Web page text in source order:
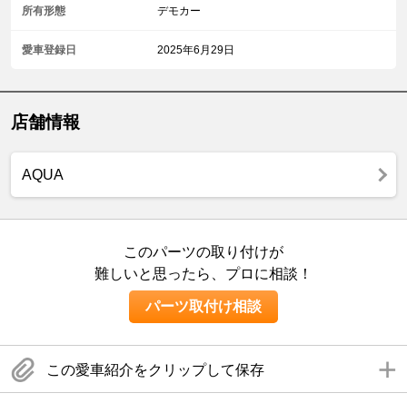
所有形態 デモカー
愛車登録日 2025年6月29日
店舗情報
AQUA
このパーツの取り付けが
難しいと思ったら、プロに相談！
パーツ取付け相談
この愛車紹介をクリップして保存